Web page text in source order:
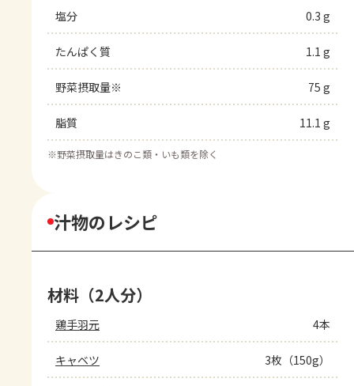
塩分 0.3 g
たんぱく質 1.1 g
野菜摂取量※ 75 g
脂質 11.1 g
※野菜摂取量はきのこ類・いも類を除く
汁物のレシピ
材料（2人分）
鶏手羽元 4本
キャベツ 3枚（150g）